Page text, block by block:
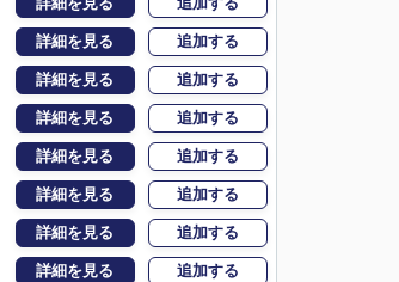
詳細を見る 追加する
詳細を見る 追加する
詳細を見る 追加する
詳細を見る 追加する
詳細を見る 追加する
詳細を見る 追加する
詳細を見る 追加する